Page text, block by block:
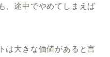
、途中でやめてしまえば
は大きな価値があると言